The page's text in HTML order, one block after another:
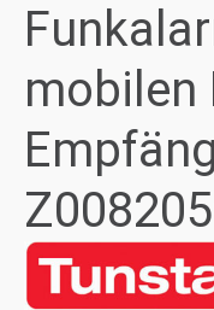
mobilen